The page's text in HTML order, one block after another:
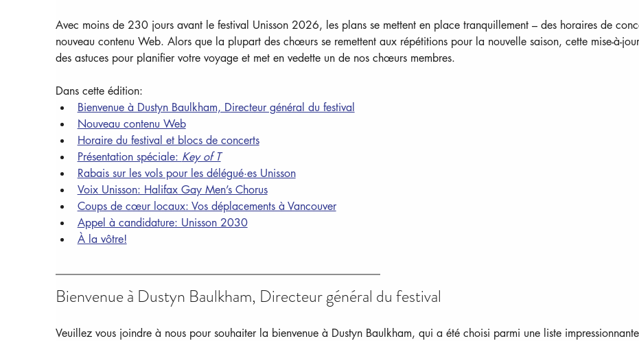
Avec moins de 230 jours avant le festival Unisson 2026, les plans se mettent en place tranquillement – des horaires de
nouveau contenu Web. Alors que la plupart des chœurs se remettent aux répétitions pour la nouvelle saison, cette mise-à-
des astuces pour planifier votre voyage et met en vedette un de nos chœurs membres.
Dans cette édition:
Bienvenue à Dustyn Baulkham, Directeur général du festival
Nouveau contenu Web
Horaire du festival et blocs de concerts
Présentation spéciale: Key of T
Rabais sur les vols pour les délégué·es Unisson
Voix Unisson: Halifax Gay Men’s Chorus
Coups de cœur locaux: Vos déplacements à Vancouver
Appel à candidature: Unisson 2030
À la vôtre!
Bienvenue à Dustyn Baulkham, Directeur général du festival
Veuillez vous joindre à nous pour souhaiter la bienvenue à Dustyn Baulkham, qui a été choisi parmi une liste